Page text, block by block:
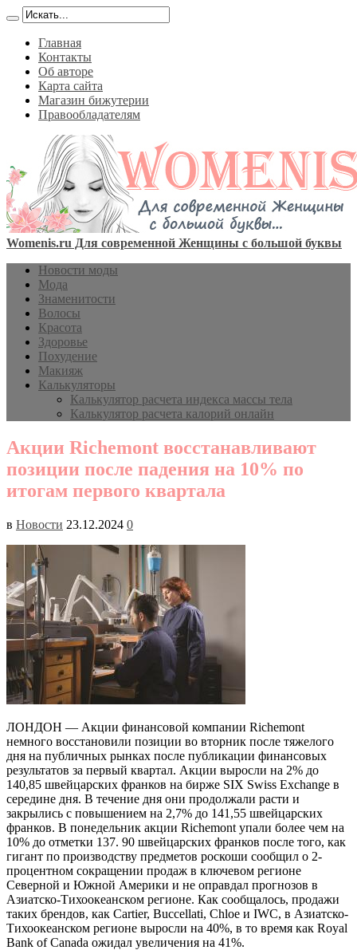
Главная
Контакты
Об авторе
Карта сайта
Магазин бижутерии
Правообладателям
Womenis.ru Для современной Женщины с большой буквы
Новости моды
Мода
Знаменитости
Волосы
Красота
Здоровье
Похудение
Макияж
Калькуляторы
Калькулятор расчета индекса массы тела
Калькулятор расчета калорий онлайн
Акции Richemont восстанавливают
позиции после падения на 10% по
итогам первого квартала
в Новости 23.12.2024 0
ЛОНДОН — Акции финансовой компании Richemont
немного восстановили позиции во вторник после тяжелого
дня на публичных рынках после публикации финансовых
результатов за первый квартал. Акции выросли на 2% до
140,85 швейцарских франков на бирже SIX Swiss Exchange в
середине дня. В течение дня они продолжали расти и
закрылись с повышением на 2,7% до 141,55 швейцарских
франков. В понедельник акции Richemont упали более чем на
10% до отметки 137. 90 швейцарских франков после того, как
гигант по производству предметов роскоши сообщил о 2-
процентном сокращении продаж в ключевом регионе
Северной и Южной Америки и не оправдал прогнозов в
Азиатско-Тихоокеанском регионе. Как сообщалось, продажи
таких брендов, как Cartier, Buccellati, Chloe и IWC, в Азиатско-
Тихоокеанском регионе выросли на 40%, в то время как Royal
Bank of Canada ожидал увеличения на 41%.